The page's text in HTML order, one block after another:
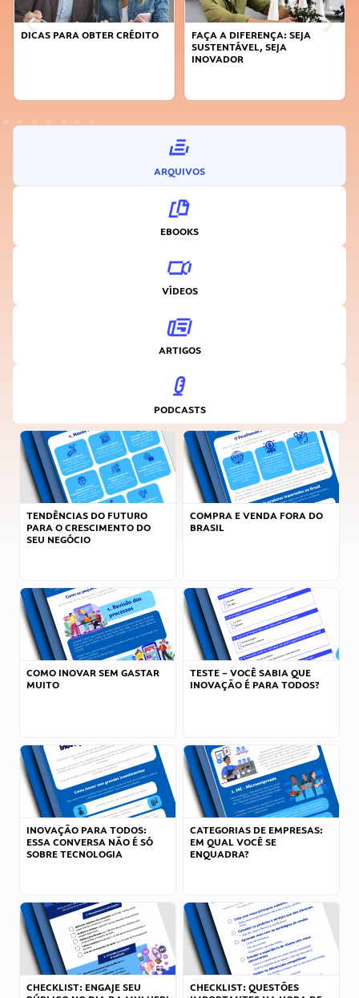
DICAS PARA OBTER CRÉDITO
FAÇA A DIFERENÇA: SEJA
SUSTENTÁVEL, SEJA
INOVADOR
ARQUIVOS
EBOOKS
VÍDEOS
ARTIGOS
PODCASTS
TENDÊNCIAS DO FUTURO
PARA O CRESCIMENTO DO
SEU NEGÓCIO
COMPRA E VENDA FORA DO
BRASIL
COMO INOVAR SEM GASTAR
MUITO
TESTE – VOCÊ SABIA QUE
INOVAÇÃO É PARA TODOS?
INOVAÇÃO PARA TODOS:
ESSA CONVERSA NÃO É SÓ
SOBRE TECNOLOGIA
CATEGORIAS DE EMPRESAS:
EM QUAL VOCÊ SE
ENQUADRA?
CHECKLIST: ENGAJE SEU
CHECKLIST: QUESTÕES